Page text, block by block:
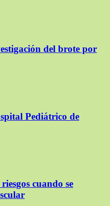
del brote por
Pediátrico de
cuando se